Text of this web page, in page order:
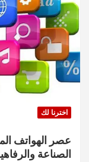
اخترنا لك
عصر الهواتف
الصناعة